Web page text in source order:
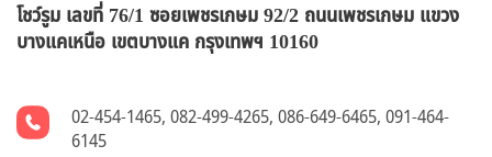
โชว์รูม เลขที่ 76/1 ซอยเพชรเกษม 92/2 ถนนเพชรเกษม แขวง
บางแคเหนือ เขตบางแค กรุงเทพฯ 10160
02-454-1465,082-499-4265,086-649-6465,091-464-
6145